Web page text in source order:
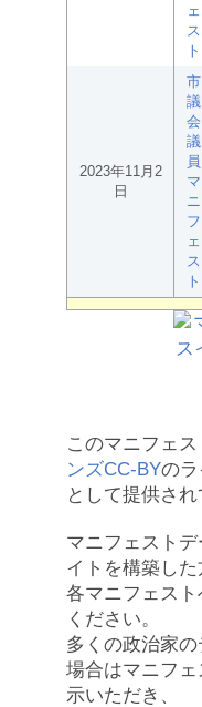
ェ
ス
ト
2023年11月2
日
市
議
会
議
員
マ
ニ
フ
ェ
ス
ト
このマニフェス
ンズCC-BYの
として提供され
マニフェスト
イトを構築した
各マニフェス
ください。
多くの政治家
場合はマニフ
示いただき、